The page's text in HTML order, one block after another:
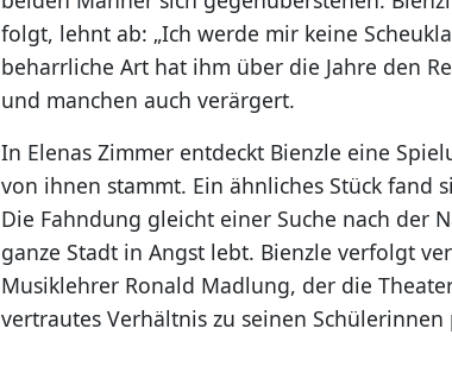
folgt, lehnt ab: „Ich werde mir keine
beharrliche Art hat ihm über die Jahre den
und manchen auch verärgert.
In Elenas Zimmer entdeckt Bienzle eine
von ihnen stammt. Ein ähnliches Stück fand
Die Fahndung gleicht einer Suche nach der
ganze Stadt in Angst lebt. Bienzle verfolgt
Musiklehrer Ronald Madlung, der die
vertrautes Verhältnis zu seinen Schülerinnen